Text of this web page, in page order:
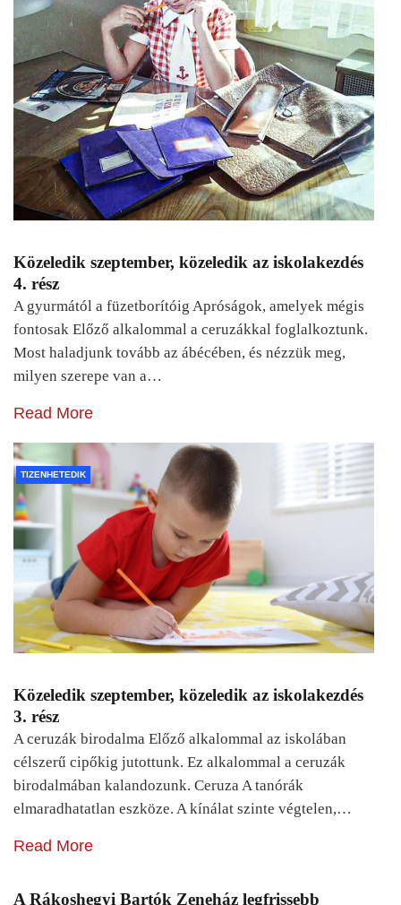
Közeledik szeptember, közeledik az iskolakezdés
4. rész
A gyurmától a füzetborítóig Apróságok, amelyek mégis
fontosak Előző alkalommal a ceruzákkal foglalkoztunk.
Most haladjunk tovább az ábécében, és nézzük meg,
milyen szerepe van a…
Read More
TIZENHETEDIK
Közeledik szeptember, közeledik az iskolakezdés
3. rész
A ceruzák birodalma Előző alkalommal az iskolában
célszerű cipőkig jutottunk. Ez alkalommal a ceruzák
birodalmában kalandozunk. Ceruza A tanórák
elmaradhatatlan eszköze. A kínálat szinte végtelen,…
Read More
A Rákoshegyi Bartók Zeneház legfrissebb